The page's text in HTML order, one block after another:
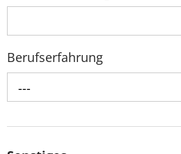
Berufserfahrung
---